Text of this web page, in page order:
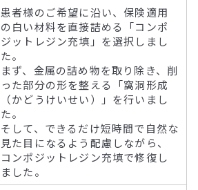
患者様のご希望に沿い、保険適用
の白い材料を直接詰める「コンポ
ジットレジン充填」を選択しまし
た。
まず、金属の詰め物を取り除き、削
った部分の形を整える「窩洞形成
（かどうけいせい）」を行いまし
た。
そして、できるだけ短時間で自然な
見た目になるよう配慮しながら、
コンポジットレジン充填で修復し
ました。